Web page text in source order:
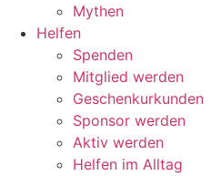
Mythen
Helfen
Spenden
Mitglied werden
Geschenkurkunden
Sponsor werden
Aktiv werden
Helfen im Alltag